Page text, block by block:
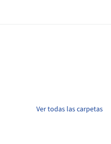
Ver todas las carpetas